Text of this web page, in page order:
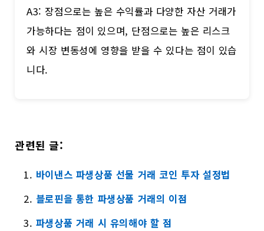
A3: 장점으로는 높은 수익률과 다양한 자산 거래가
가능하다는 점이 있으며, 단점으로는 높은 리스크
와 시장 변동성에 영향을 받을 수 있다는 점이 있습
니다.
관련된 글:
바이낸스 파생상품 선물 거래 코인 투자 설정법
블로핀을 통한 파생상품 거래의 이점
파생상품 거래 시 유의해야 할 점